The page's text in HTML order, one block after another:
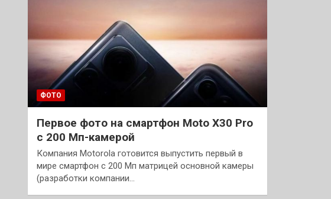
ФОТО
Первое фото на смартфон Moto X30 Pro
с 200 Мп-камерой
Компания Motorola готовится выпустить первый в
мире смартфон с 200 Мп матрицей основной камеры
(разработки компании…